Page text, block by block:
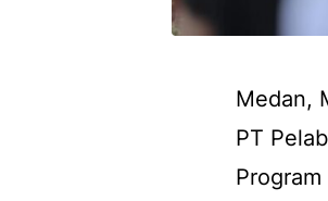
Medan,
PT